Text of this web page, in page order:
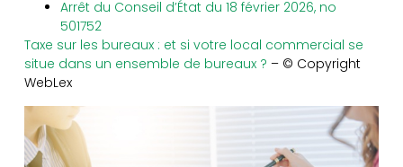
Arrêt du Conseil d’État du 18 février 2026, no
501752
Taxe sur les bureaux : et si votre local commercial se
situe dans un ensemble de bureaux ? – © Copyright
WebLex